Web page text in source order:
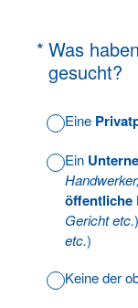
* Was
gesucht?
Eine
Ein
öffentliche
Gericht etc.
etc.)
Keine der